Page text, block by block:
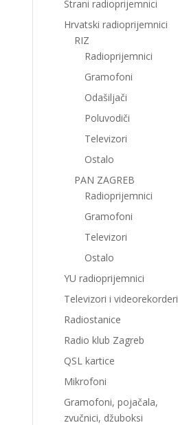
Strani radioprijemnici
Hrvatski radioprijemnici
RIZ
Radioprijemnici
Gramofoni
Odašiljači
Poluvodiči
Televizori
Ostalo
PAN ZAGREB
Radioprijemnici
Gramofoni
Televizori
Ostalo
YU radioprijemnici
Televizori i videorekorderi
Radiostanice
Radio klub Zagreb
QSL kartice
Mikrofoni
Gramofoni, pojačala,
zvučnici, džuboksi